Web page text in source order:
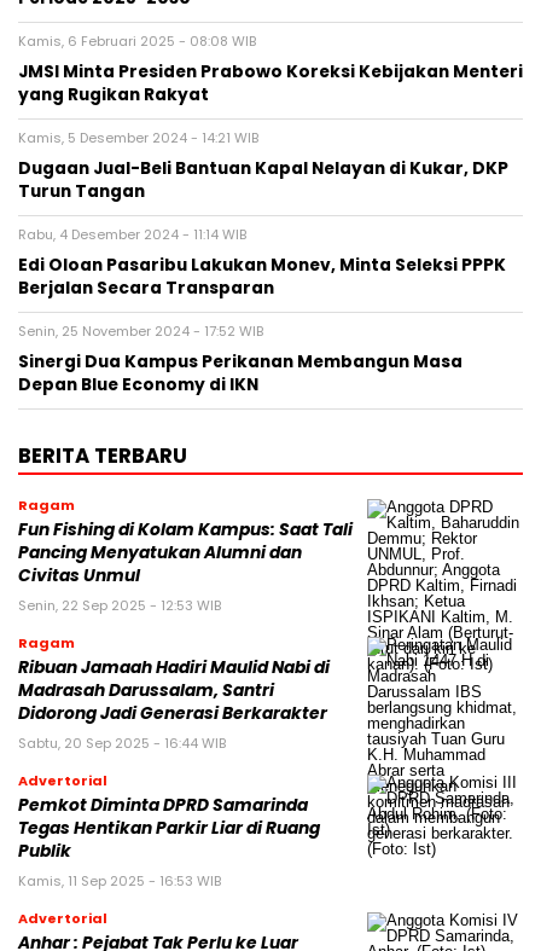
Kamis, 6 Februari 2025 - 08:08 WIB
JMSI Minta Presiden Prabowo Koreksi Kebijakan Menteri
yang Rugikan Rakyat
Kamis, 5 Desember 2024 - 14:21 WIB
Dugaan Jual-Beli Bantuan Kapal Nelayan di Kukar, DKP
Turun Tangan
Rabu, 4 Desember 2024 - 11:14 WIB
Edi Oloan Pasaribu Lakukan Monev, Minta Seleksi PPPK
Berjalan Secara Transparan
Senin, 25 November 2024 - 17:52 WIB
Sinergi Dua Kampus Perikanan Membangun Masa
Depan Blue Economy di IKN
BERITA TERBARU
Ragam
Fun Fishing di Kolam Kampus: Saat Tali
Pancing Menyatukan Alumni dan
Civitas Unmul
Senin, 22 Sep 2025 - 12:53 WIB
Ragam
Ribuan Jamaah Hadiri Maulid Nabi di
Madrasah Darussalam, Santri
Didorong Jadi Generasi Berkarakter
Sabtu, 20 Sep 2025 - 16:44 WIB
Advertorial
Pemkot Diminta DPRD Samarinda
Tegas Hentikan Parkir Liar di Ruang
Publik
Kamis, 11 Sep 2025 - 16:53 WIB
Advertorial
Anhar : Pejabat Tak Perlu ke Luar